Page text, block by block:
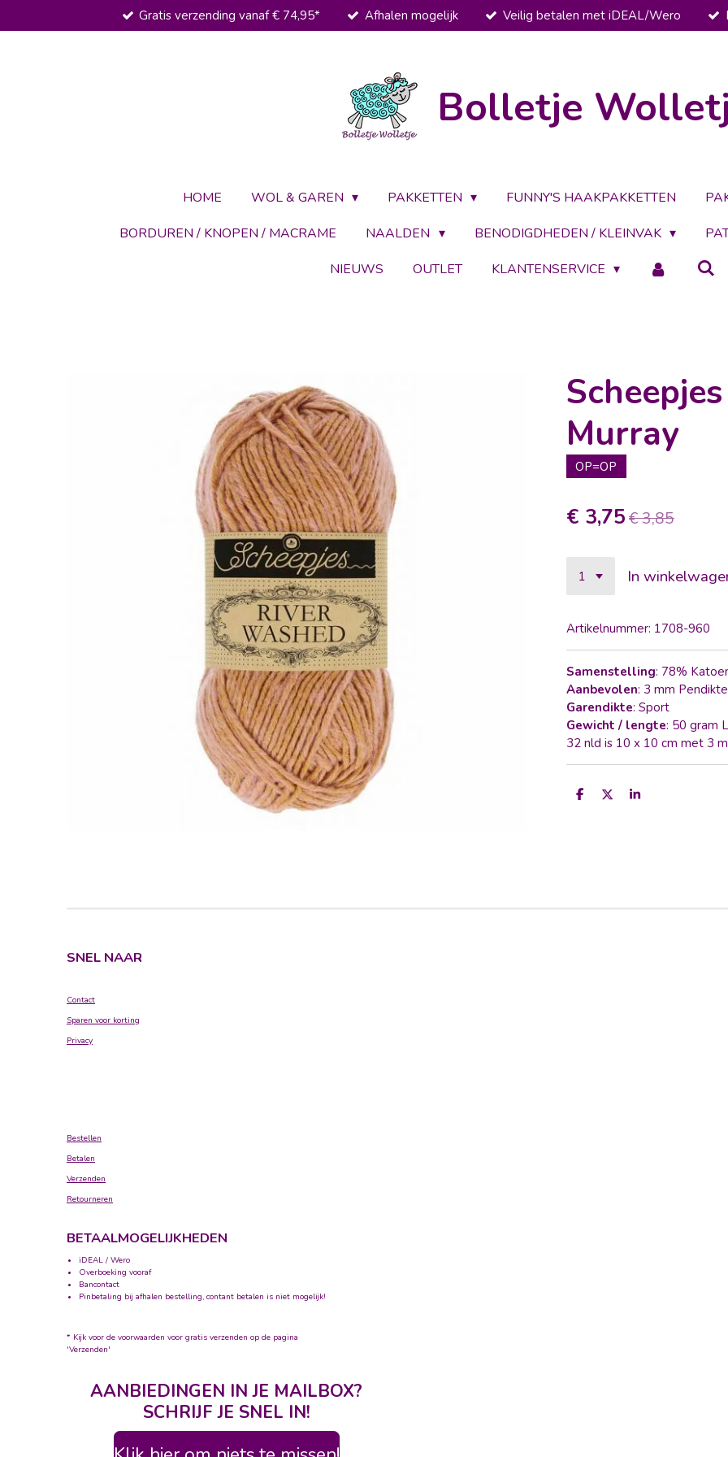
direct
Gratis verzending vanaf € 74,95* Afhalen mogelijk Veilig betalen met iDEAL/Wero
Bolletje
HOME WOL & GAREN PAKKETTEN FUNNY'S HAAKPAKKETTEN
BORDUREN / KNOPEN / MACRAME
NAALDEN BENODIGDHEDEN / KLEINVAK
NIEUWS
OUTLET KLANTENSERVICE
Murray
OP=OP
€ 3,75€ 3,85
In
Artikelnummer: 1708-960
Samenstelling: 78%
Aanbevolen: 3 mm
Garendikte: Sport
Gewicht / lengte: 50 gram
32 nld is 10 x 10 cm met 3
D
D
S
SNEL NAAR
Contact
Sparen voor korting
Privacy
Bestellen
Betalen
Verzenden
Retourneren
BETAALMOGELIJKHEDEN
iDEAL / Wero
Overboeking vooraf
Bancontact
Pinbetaling bij afhalen bestelling, contant betalen is niet mogelijk!
* Kijk voor de voorwaarden voor gratis verzenden op de pagina
'Verzenden'
AANBIEDINGEN IN JE MAILBOX?
SCHRIJF JE SNEL IN!